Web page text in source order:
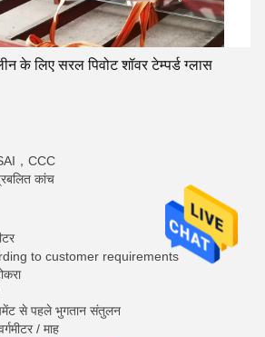
के लिए सरल पिवोट शॉवर टेम्पर्ड ग्लास
，CCC
कांच
to customer requirements
से पहले भुगतान संतुलन
/ माह